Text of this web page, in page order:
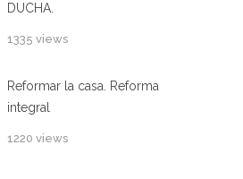
DUCHA.
1335 views
Reformar la casa. Reforma
integral
1220 views